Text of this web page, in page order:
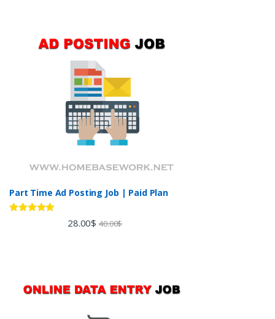
Part Time Ad Posting Job | Paid Plan
28.00$ 40.00$